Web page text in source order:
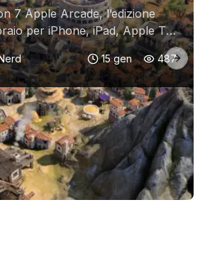
7 Apple Arcade, l’edizione
per iPhone, iPad, Apple TV
touch e il classico
15 gen 487Next